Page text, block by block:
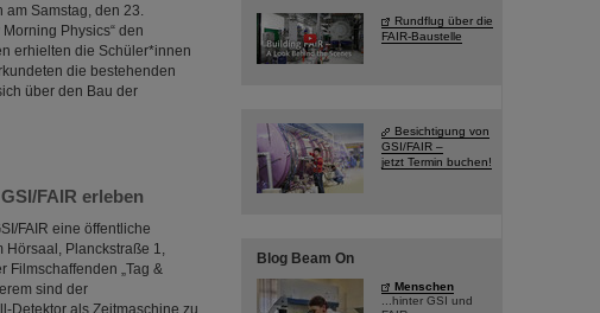
am Samstag, den 23.
Physics“ den
erhielten die Schüler*innen
die bestehenden
über den Bau der
FAIR erleben
FAIR eine öffentliche
Hörsaal, Planckstraße 1,
Filmschaffenden „Tag &
sind der
Rundflug über die
FAIR-Baustelle
Besichtigung von
GSI/FAIR –
jetzt Termin buchen!
Blog Beam On
Menschen
...hinter GSI und